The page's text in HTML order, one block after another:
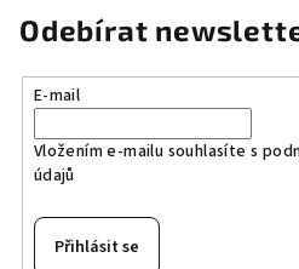
Odebírat
E-mail
Vložením e-mailu souhlasíte s
údajů
Přihlásit se